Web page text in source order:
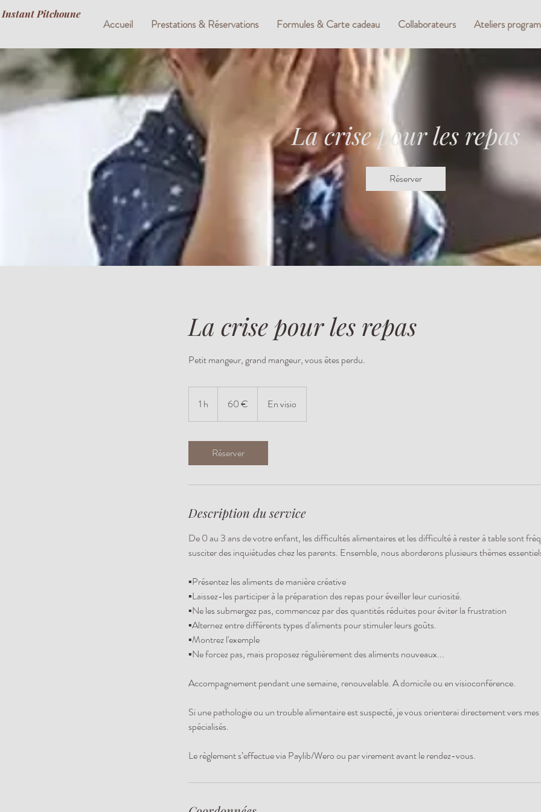
Instant Pitchoune
Accueil Prestations & Réservations Formules & Carte cadeau Collaborateurs Ateliers
La crise pour les repas
Réserver
La crise pour les repas
Petit mangeur, grand mangeur, vous êtes perdu.
1 h 60 € En visio
Réserver
Description du service
De 0 au 3 ans de votre enfant, les difficultés alimentaires et les difficulté à rester à table sont
susciter des inquiétudes chez les parents. Ensemble, nous aborderons plusieurs thèmes
▪️Présentez les aliments de manière créative
▪️Laissez-les participer à la préparation des repas pour éveiller leur curiosité.
▪️Ne les submergez pas, commencez par des quantités réduites pour éviter la frustration
▪️Alternez entre différents types d'aliments pour stimuler leurs goûts.
▪️Montrez l'exemple
▪️Ne forcez pas, mais proposez régulièrement des aliments nouveaux...
Accompagnement pendant une semaine, renouvelable. A domicile ou en visioconférence.
Si une pathologie ou un trouble alimentaire est suspecté, je vous orienterai directement vers
spécialisés.
Le règlement s’effectue via Paylib/Wero ou par virement avant le rendez-vous.